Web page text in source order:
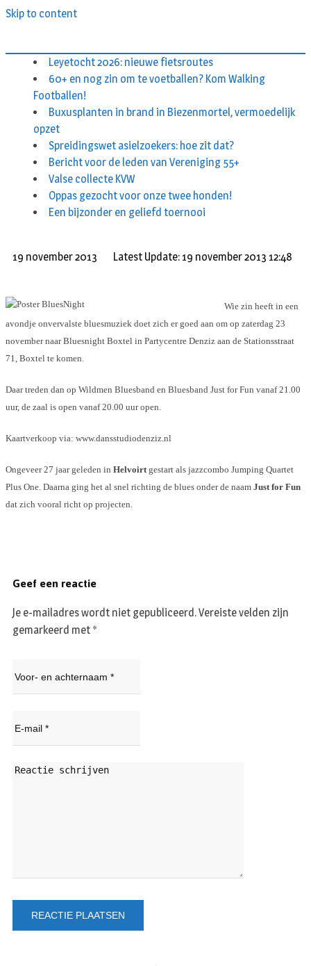
Skip to content
Leyetocht 2026: nieuwe fietsroutes
60+ en nog zin om te voetballen? Kom Walking
Footballen!
Buxusplanten in brand in Biezenmortel, vermoedelijk
opzet
Spreidingswet asielzoekers: hoe zit dat?
Bericht voor de leden van Vereniging 55+
Valse collecte KVW
Oppas gezocht voor onze twee honden!
Een bijzonder en geliefd toernooi
19 november 2013 Latest Update: 19 november 2013 12:48
Wie zin heeft in een
avondje onvervalste bluesmuziek doet zich er goed aan om op zaterdag 23
november naar Bluesnight Boxtel in Partycentre Denziz aan de Stationsstraat
71, Boxtel te komen.
Daar treden dan op Wildmen Bluesband en Bluesband Just for Fun vanaf 21.00
uur, de zaal is open vanaf 20.00 uur open.
Kaartverkoop via: www.dansstudiodenziz.nl
Ongeveer 27 jaar geleden in Helvoirtgestart als jazzcombo Jumping Quartet
Plus One. Daarna ging het al snel richting de blues onder de naam Just for Fun
dat zich vooral richt op projecten.
Geef een reactie
Je e-mailadres wordt niet gepubliceerd.Vereiste velden zijn
gemarkeerd met *